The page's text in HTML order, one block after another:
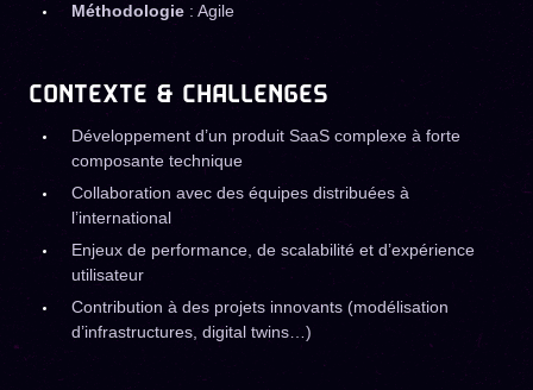
Méthodologie : Agile
CONTEXTE & CHALLENGES
Développement d’un produit SaaS complexe à forte
composante technique
Collaboration avec des équipes distribuées à
l’international
Enjeux de performance, de scalabilité et d’expérience
utilisateur
Contribution à des projets innovants (modélisation
d’infrastructures, digital twins…)